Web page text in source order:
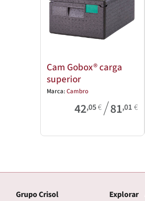
Cam Gobox® carga
superior
Marca:Cambro
42,05€/81,01€
Grupo Crisol Explorar